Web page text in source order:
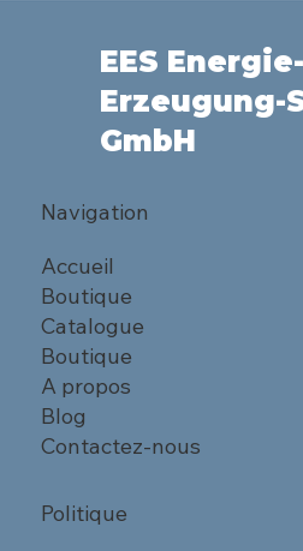
EES Energie-
Erzeugung-
GmbH
Navigation
Accueil
Boutique
Catalogue
Boutique
A propos
Blog
Contactez-nous
Politique